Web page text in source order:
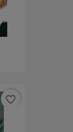
favorite_border